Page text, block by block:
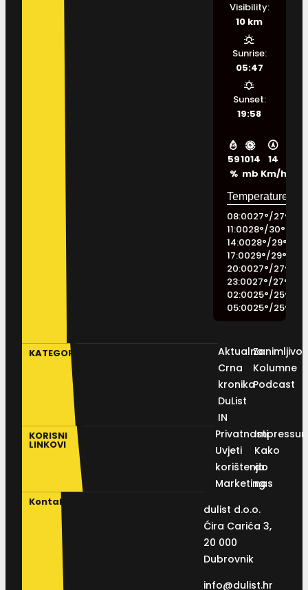
59
%
1014
mb
14
Km/h
Visibility:
10 km
Sunrise:
05:47
Sunset:
19:58
08:0027°/27°
11:0028°/30°
14:0028°/29°
17:0029°/29°
20:0027°/27°
23:0027°/27°
02:0025°/25°
05:0025°/25°
KATEGORIJE
Aktualno
Crna
kronika
DuList
IN
Kolumne
Podcast
KORISNI
LINKOVI
Privatnosti
Uvjeti
korištenja
Marketing
Kako
do
nas
Kontakt
dulist d.o.o.
Ćira Carića 3,
20 000
Dubrovnik
info@dulist.hr